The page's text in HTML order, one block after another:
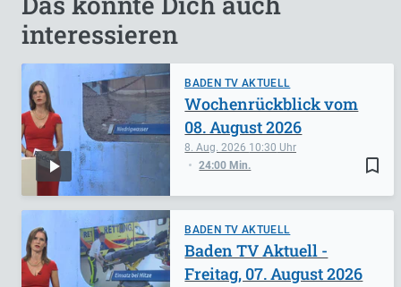
interessieren
BADEN TV AKTUELL
bookmark_border
8. Aug. 2026 10:30
24:00 Min.
Wochenrückblick vom
08. August 2026
BADEN TV AKTUELL
Baden TV Aktuell -
Freitag, 07. August 2026